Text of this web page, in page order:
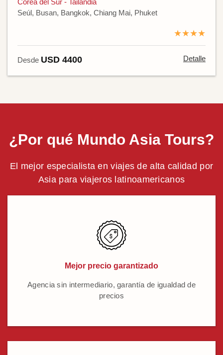
Corea del Sur - Tailandia
Seúl, Busan, Bangkok, Chiang Mai, Phuket
★★★★
Desde USD 4400 Detalle
¿Por qué Mundo Asia Tours?
El mejor especialista en viajes de alta calidad por
Asia para viajeros latinoamericanos
Mejor precio garantizado
Agencia sin intermediario, garantía de igualdad de
precios